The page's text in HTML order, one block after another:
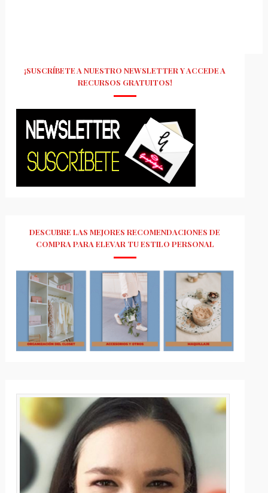
¡SUSCRÍBETE A NUESTRO NEWSLETTER Y ACCEDE A
RECURSOS GRATUITOS!
DESCUBRE LAS MEJORES RECOMENDACIONES DE
COMPRA PARA ELEVAR TU ESTILO PERSONAL